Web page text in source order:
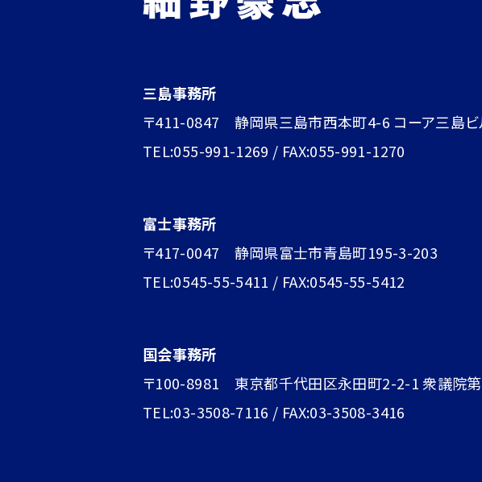
三島事務所
〒411-0847 静岡県三島市西本町4-6 コーア三島ビ
TEL:055-991-1269 / FAX:055-991-1270
富士事務所
〒417-0047 静岡県富士市青島町195-3-203
TEL:0545-55-5411 / FAX:0545-55-5412
国会事務所
〒100-8981 東京都千代田区永田町2-2-1 衆議院
TEL:03-3508-7116 / FAX:03-3508-3416